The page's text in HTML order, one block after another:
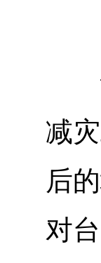
该
减
后
对